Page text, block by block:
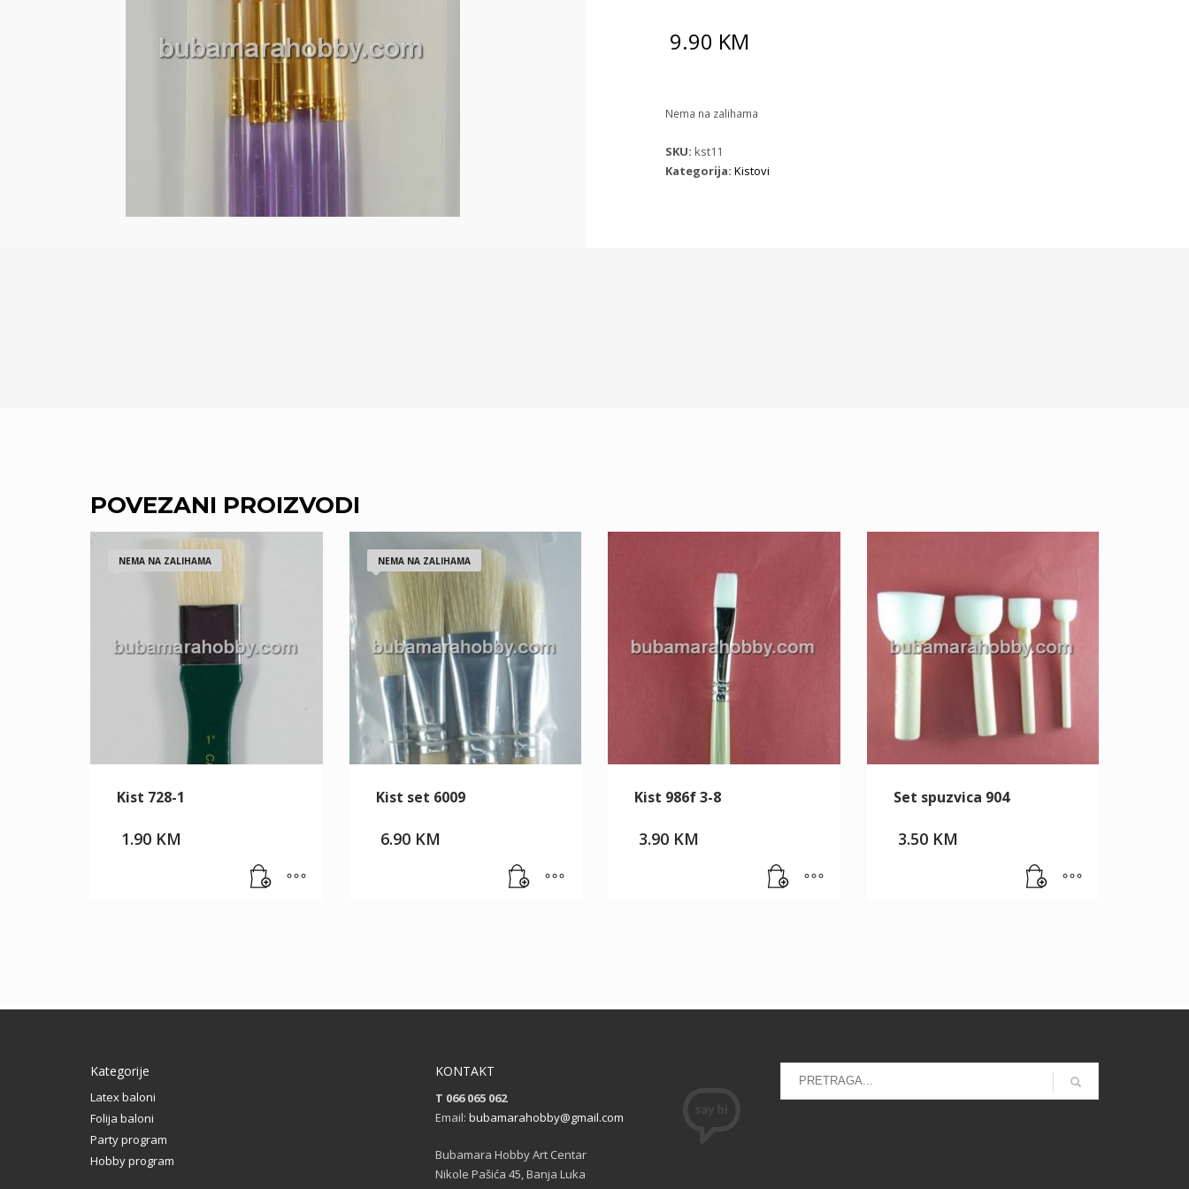
9.90 KM
Nema na zalihama
SKU: kst11
Kategorija: Kistovi
POVEZANI PROIZVODI
NEMA NA ZALIHAMA
Kist 728-1
1.90 KM
NEMA NA ZALIHAMA
Kist set 6009
6.90 KM
Kist 986f 3-8
3.90 KM
Set spuzvica 904
3.50 KM
Kategorije
Latex baloni
Folija baloni
Party program
Hobby program
KONTAKT
T 066 065 062
Email: bubamarahobby@gmail.com
Bubamara Hobby Art Centar
Nikole Pašića 45, Banja Luka